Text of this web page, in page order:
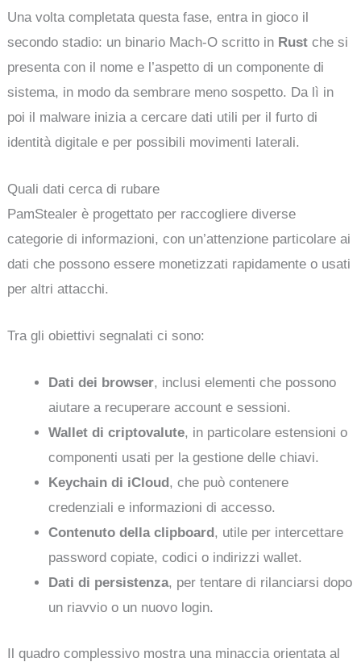
Una volta completata questa fase, entra in gioco il
secondo stadio: un binario Mach-O scritto in Rust che si
presenta con il nome e l’aspetto di un componente di
sistema, in modo da sembrare meno sospetto. Da lì in
poi il malware inizia a cercare dati utili per il furto di
identità digitale e per possibili movimenti laterali.
Quali dati cerca di rubare
PamStealer è progettato per raccogliere diverse
categorie di informazioni, con un’attenzione particolare ai
dati che possono essere monetizzati rapidamente o usati
per altri attacchi.
Tra gli obiettivi segnalati ci sono:
Dati dei browser, inclusi elementi che possono
aiutare a recuperare account e sessioni.
Wallet di criptovalute, in particolare estensioni o
componenti usati per la gestione delle chiavi.
Keychain di iCloud , che può contenere
credenziali e informazioni di accesso.
Contenuto della clipboard , utile per intercettare
password copiate, codici o indirizzi wallet.
Dati di persistenza, per tentare di rilanciarsi dopo
un riavvio o un nuovo login.
Il quadro complessivo mostra una minaccia orientata al